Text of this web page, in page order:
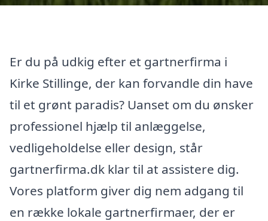
Er du på udkig efter et gartnerfirma i
Kirke Stillinge, der kan forvandle din have
til et grønt paradis? Uanset om du ønsker
professionel hjælp til anlæggelse,
vedligeholdelse eller design, står
gartnerfirma.dk klar til at assistere dig.
Vores platform giver dig nem adgang til
en række lokale gartnerfirmaer, der er